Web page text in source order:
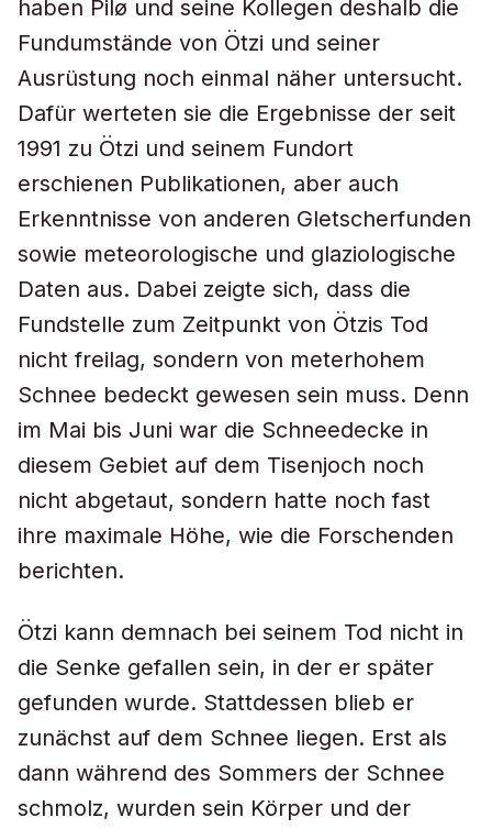
haben Pilø und seine Kollegen deshalb die
Fundumstände von Ötzi und seiner
Ausrüstung noch einmal näher untersucht.
Dafür werteten sie die Ergebnisse der seit
1991 zu Ötzi und seinem Fundort
erschienen Publikationen, aber auch
Erkenntnisse von anderen Gletscherfunden
sowie meteorologische und glaziologische
Daten aus. Dabei zeigte sich, dass die
Fundstelle zum Zeitpunkt von Ötzis Tod
nicht freilag, sondern von meterhohem
Schnee bedeckt gewesen sein muss. Denn
im Mai bis Juni war die Schneedecke in
diesem Gebiet auf dem Tisenjoch noch
nicht abgetaut, sondern hatte noch fast
ihre maximale Höhe, wie die Forschenden
berichten.
Ötzi kann demnach bei seinem Tod nicht in
die Senke gefallen sein, in der er später
gefunden wurde. Stattdessen blieb er
zunächst auf dem Schnee liegen. Erst als
dann während des Sommers der Schnee
schmolz, wurden sein Körper und der